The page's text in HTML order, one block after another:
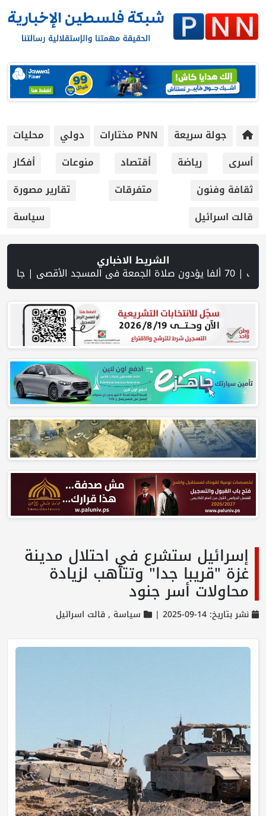
جولة سريعة PNN مختارات دولي
محليات
أسرى
رياضة أقتصاد منوعات
أفكار
ثقافة وفنون
متفرقات
تقارير مصورة
قالت اسرائيل
سياسة
الشريط الاخباري
إسرائيل ستشرع في احتلال مدينة
غزة "قريبا جدا" وتتأهب لزيادة
محاولات أسر جنود
نشر بتاريخ: 14-09-2025 | سياسة ,قالت اسرائيل